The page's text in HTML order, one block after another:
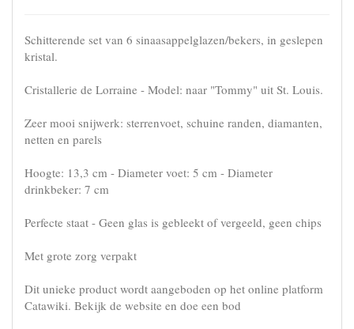
Schitterende set van 6 sinaasappelglazen/bekers, in geslepen
kristal.
Cristallerie de Lorraine - Model: naar "Tommy" uit St. Louis.
Zeer mooi snijwerk: sterrenvoet, schuine randen, diamanten,
netten en parels
Hoogte: 13,3 cm - Diameter voet: 5 cm - Diameter
drinkbeker: 7 cm
Perfecte staat - Geen glas is gebleekt of vergeeld, geen chips
Met grote zorg verpakt
Dit unieke product wordt aangeboden op het online platform
Catawiki. Bekijk de website en doe een bod